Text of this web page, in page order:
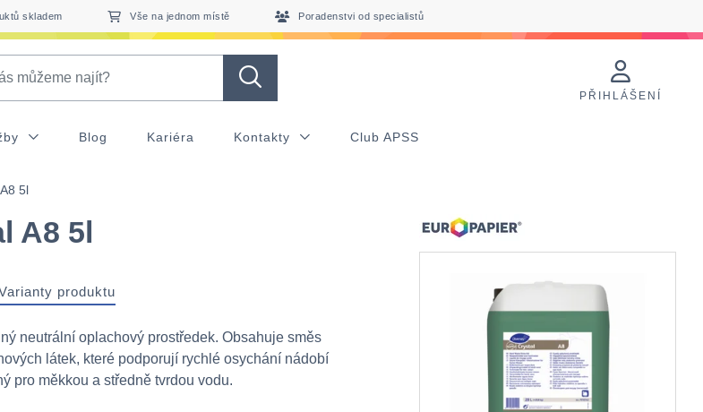
skladem Vše na jednom místě Poradenstvi od specialistů
PŘIHLÁŠENÍ
Blog Kariéra Kontakty Club APSS
5l
A8 5l
produktu
neutrální oplachový prostředek. Obsahuje směs
látek, které podporují rychlé osychání nádobí
pro měkkou a středně tvrdou vodu.